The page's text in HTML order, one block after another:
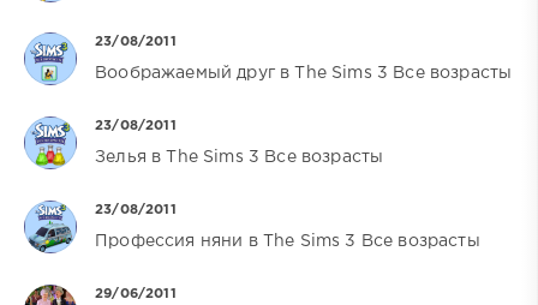
23/08/2011
Воображаемый друг в The Sims 3 Все возрасты
23/08/2011
Зелья в The Sims 3 Все возрасты
23/08/2011
Профессия няни в The Sims 3 Все возрасты
29/06/2011